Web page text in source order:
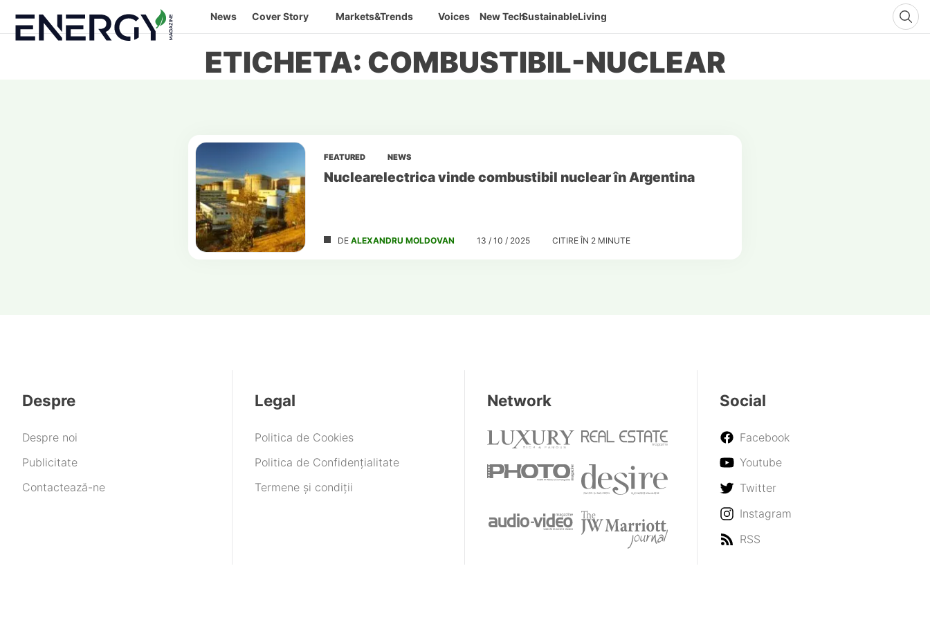
content
News Cover Story Markets&Trends Voices New TechSustainableLiving
ETICHETA: COMBUSTIBIL-NUCLEAR
FEATURED NEWS
Nuclearelectrica vinde combustibil nuclear în Argentina
DE ALEXANDRU MOLDOVAN 13 / 10 / 2025 CITIRE ÎN 2 MINUTE
Despre
Despre noi
Publicitate
Contactează-ne
Legal
Politica de Cookies
Politica de Confidențialitate
Termene și condiții
Network Social
Facebook
Youtube
Twitter
Instagram
RSS